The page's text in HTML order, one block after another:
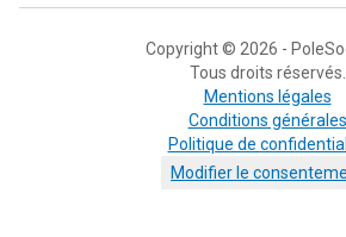
Copyright © 2026 -
Tous droits réservés.
Mentions légales
Conditions générales
Politique de
Modifier le